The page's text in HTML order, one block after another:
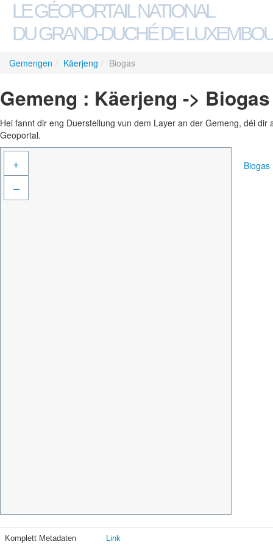
LE GÉOPORTAIL NATIONAL
DU GRAND-DUCHÉ DE
Gemengen / Käerjeng / Biogas
Gemeng : Käerjeng -> Biogas
Hei fannt dir eng Duerstellung vun dem Layer an der Gemeng, déi
Geoportal.
+
–
Komplett Metadaten Link